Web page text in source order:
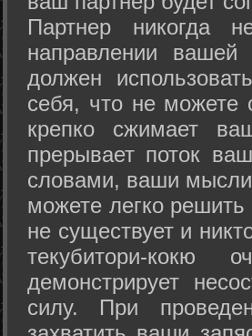
Партнер никогда
направлении
должен
себя, что не можете
крепко сжимает
прерывает поток
словами, ваши
можете легко решить
не существует и
текубитори-кокю
демонстрирует
силу. При